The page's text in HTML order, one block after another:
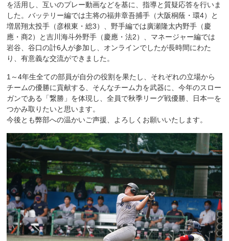
を活用し、互いのプレー動画などを基に、指導と質疑応答を行いま
した。バッテリー編では主将の福井章吾捕手（大阪桐蔭・環4）と
増居翔太投手（彦根東・総3）、野手編では廣瀬隆太内野手（慶
應・商2）と吉川海斗外野手（慶應・法2）、マネージャー編では
岩谷、谷口の計6人が参加し、オンラインでしたが長時間にわた
り、有意義な交流ができました。
1～4年生全ての部員が自分の役割を果たし、それぞれの立場から
チームの優勝に貢献する、そんなチーム力を武器に、今年のスロー
ガンである「繋勝」を体現し、全員で秋季リーグ戦優勝、日本一を
つかみ取りたいと思います。
今後とも弊部への温かいご声援、よろしくお願いいたします。